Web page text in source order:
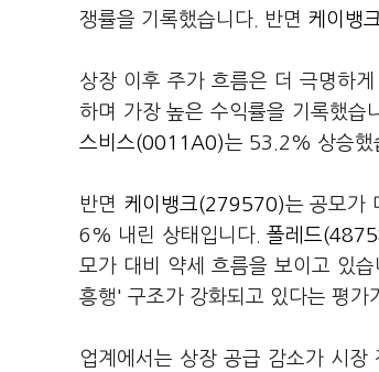
쟁률을 기록했습니다. 반면 케이뱅
상장 이후 주가 흐름은 더 극명하게
하며 가장 높은 수익률을 기록했습
스비스(0011A0)는 53.2% 상승했
반면 케이뱅크(279570)는 공모가
6% 내린 상태입니다. 폴레드
모가 대비 약세 흐름을 보이고 있
흥행' 구조가 강화되고 있다는 평가
업계에서는 상장 공급 감소가 시장